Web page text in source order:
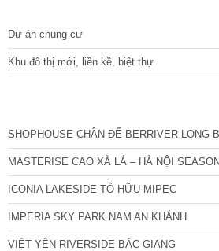
Dự án chung cư
Khu đô thị mới, liền kề, biệt thự
SHOPHOUSE CHÂN ĐẾ BERRIVER LONG
MASTERISE CAO XÀ LÁ – HÀ NỘI
ICONIA LAKESIDE TỐ HỮU MIPEC
IMPERIA SKY PARK NAM AN KHÁNH
VIỆT YÊN RIVERSIDE BẮC GIANG